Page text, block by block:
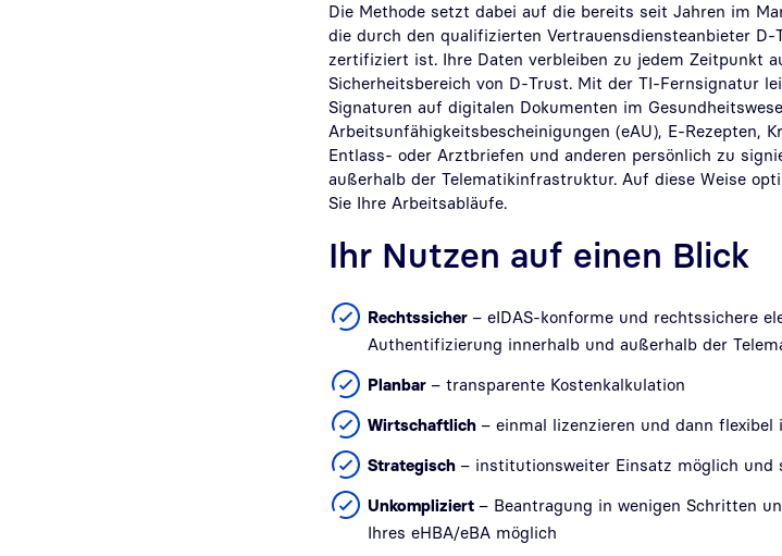
Die Methode setzt dabei auf die bereits seit Jahren im
die durch den qualifizierten Vertrauensdiensteanbieter
zertifiziert ist. Ihre Daten verbleiben zu jedem Zeitpunkt
Sicherheitsbereich von D-Trust. Mit der TI-Fernsignatur
Signaturen auf digitalen Dokumenten im
Arbeitsunfähigkeitsbescheinigungen (eAU), E-Rezepten,
Entlass- oder Arztbriefen und anderen persönlich zu
außerhalb der Telematikinfrastruktur. Auf diese Weise
Sie Ihre Arbeitsabläufe.
Ihr Nutzen auf einen Blick
Rechtssicher – eIDAS-konforme und rechtssichere
Authentifizierung innerhalb und außerhalb der
Planbar – transparente Kostenkalkulation
Wirtschaftlich – einmal lizenzieren und dann
Strategisch – institutionsweiter Einsatz möglich und
Unkompliziert – Beantragung in wenigen Schritten
Ihres eHBA/eBA möglich